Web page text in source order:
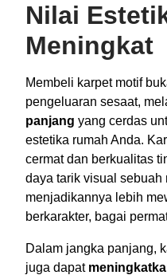
Nilai
Meningkat
Membeli karpet motif
pengeluaran sesaat,
panjang yang cerdas
estetika rumah Anda.
cermat dan berkualitas
daya tarik visual sebuah
menjadikannya lebih
berkarakter, bagai
Dalam jangka panjang,
juga dapat